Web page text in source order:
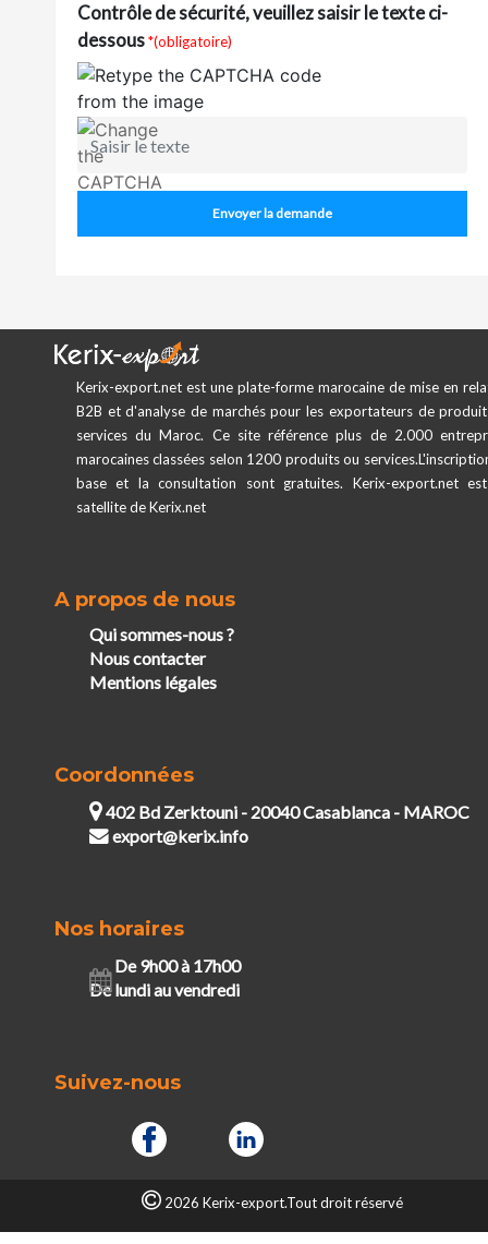
Contrôle de sécurité, veuillez saisir le texte ci-
dessous*(obligatoire)
Envoyer la demande
Kerix-export.net est une plate-forme marocaine de mise en
B2B et d'analyse de marchés pour les exportateurs de
services du Maroc. Ce site référence plus de 2.000
marocaines classées selon 1200 produits ou
base et la consultation sont gratuites. Kerix-export.net
satellite de Kerix.net
A propos de nous
Qui sommes-nous ?
Nous contacter
Mentions légales
Coordonnées
402 Bd Zerktouni - 20040 Casablanca - MAROC
export@kerix.info
Nos horaires
De 9h00 à 17h00
De lundi au vendredi
Suivez-nous
2026 Kerix-export.Tout droit réservé